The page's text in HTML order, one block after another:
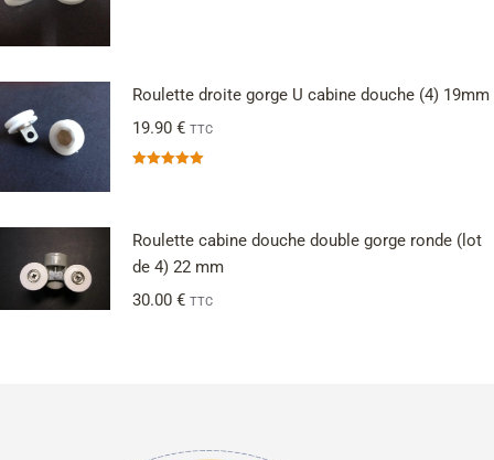
Roulette droite gorge U cabine douche (4) 19mm
19.90 € TTC
Roulette cabine douche double gorge ronde (lot
de 4) 22 mm
30.00 € TTC